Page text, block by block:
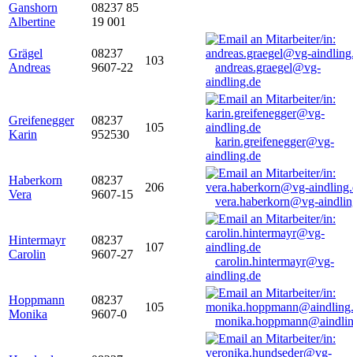
Ganshorn
Albertine
08237 85
19 001
Grägel
Andreas
08237
9607-22
103
andreas.graegel@vg-
aindling.de
Greifenegger
Karin
08237
952530
105
karin.greifenegger@vg-
aindling.de
Haberkorn
Vera
08237
9607-15
206
vera.haberkorn@vg-
Hintermayr
Carolin
08237
9607-27
107
carolin.hintermayr@vg-
aindling.de
Hoppmann
Monika
08237
9607-0
105